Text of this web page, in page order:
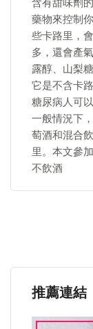
含有甜味劑
藥物來控制
些卡路里，
多，還會產
露醇、山梨
它是不含卡
糖尿病人可
一般情況下
萄酒和混合
里。本文參
不飲酒
推薦連結